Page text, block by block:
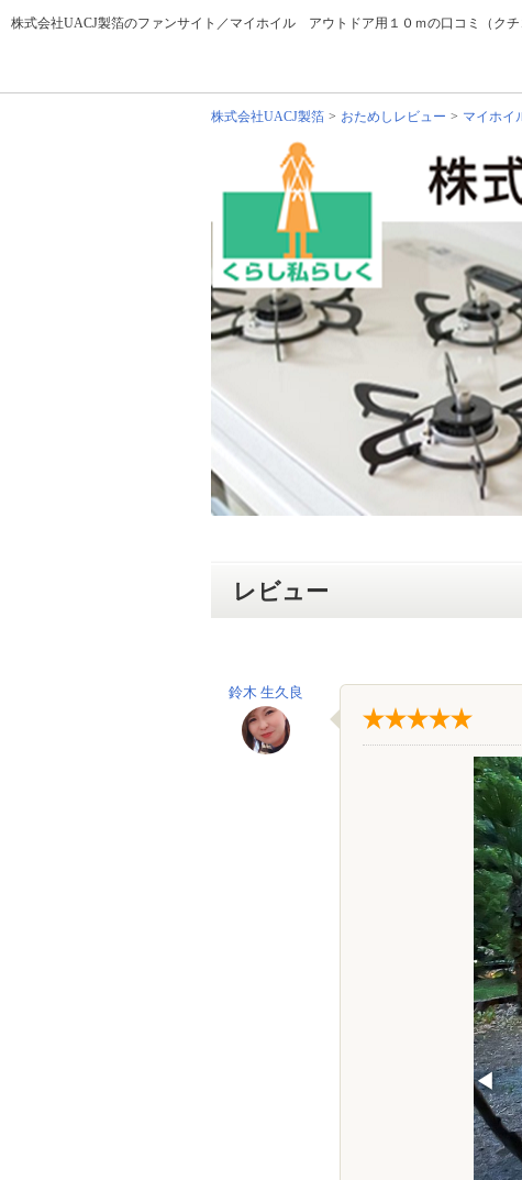
株式会社UACJ製箔のファンサイト／マイホイル アウトドア用１０ｍの口コミ（クチ
株式会社UACJ製箔 おためしレビュー マイホイ
レビュー
鈴木 生久良
◀